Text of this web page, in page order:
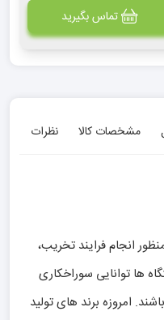
تماس بگیرید
مشخصات کالا نظرات
انجام فرایند تخریب،
ها توانایی سوراخکاری
امروزه برند های تولید